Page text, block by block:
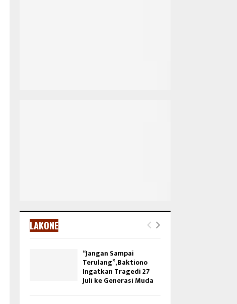
LAKONE
“Jangan Sampai
Terulang”, Baktiono
Ingatkan Tragedi 27
Juli ke Generasi Muda